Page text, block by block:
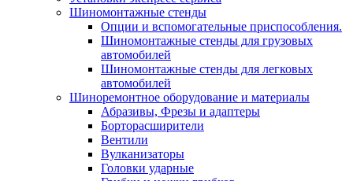
Шиномонтажные стенды
Опции и вспомогательные приспособления.
Шиномонтажные стенды для грузовых
автомобилей
Шиномонтажные стенды для легковых
автомобилей
Шиноремонтное оборудование и материалы
Абразивы, Фрезы и адаптеры
Борторасширители
Вентили
Вулканизаторы
Головки ударные